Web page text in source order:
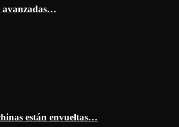
avanzadas…
están envueltas…